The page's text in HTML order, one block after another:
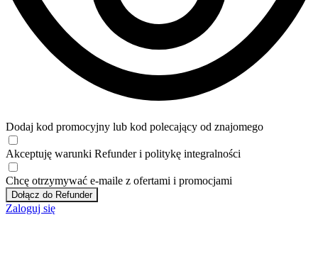
Dodaj kod promocyjny lub kod polecający od znajomego
Akceptuję warunki Refunder i politykę integralności
Chcę otrzymywać e-maile z ofertami i promocjami
Dołącz do Refunder
Zaloguj się